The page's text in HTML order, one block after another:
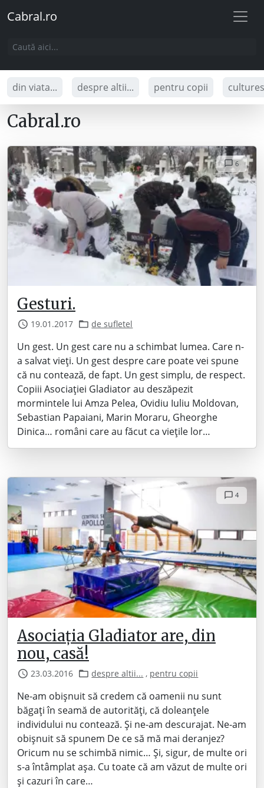
Cabral.ro
din viata... despre altii... pentru copii
Cabral.ro
6
Gesturi.
19.01.2017 de sufletel
Un gest. Un gest care nu a schimbat lumea. Care n-
a salvat vieți. Un gest despre care poate vei spune
că nu contează, de fapt. Un gest simplu, de respect.
Copiii Asociației Gladiator au deszăpezit
mormintele lui Amza Pelea, Ovidiu Iuliu Moldovan,
Sebastian Papaiani, Marin Moraru, Gheorghe
Dinica… români care au făcut ca viețile lor…
4
Asociația Gladiator are, din
nou, casă!
23.03.2016 despre altii... , pentru copii
Ne-am obișnuit să credem că oamenii nu sunt
băgați în seamă de autorități, că doleanțele
individului nu contează. Și ne-am descurajat. Ne-am
obișnuit să spunem De ce să mă mai deranjez?
Oricum nu se schimbă nimic… Și, sigur, de multe ori
s-a întâmplat așa. Cu toate că am văzut de multe ori
și cazuri în care…